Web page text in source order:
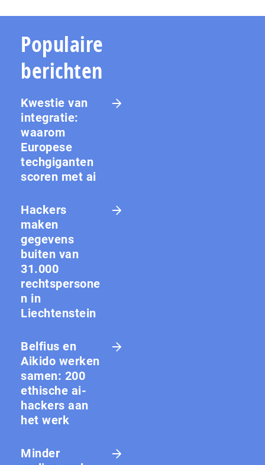
Populaire
berichten
Kwestie van
integratie:
waarom
Europese
techgiganten
scoren met ai
Hackers
maken
gegevens
buiten van
31.000
rechtspersone
n in
Liechtenstein
Belfius en
Aikido werken
samen: 200
ethische ai-
hackers aan
het werk
Minder